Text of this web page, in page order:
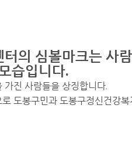
의 심볼마크는 사
습입니다.
가진 사람들을 상징합니다.
도봉구민과 도봉구정신건강